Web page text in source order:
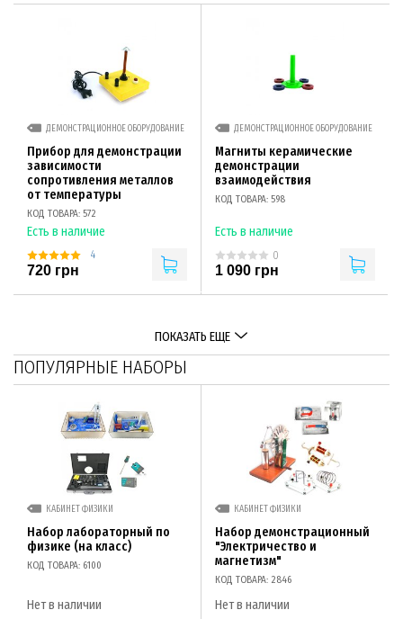
ДЕМОНСТРАЦИОННОЕ ОБОРУДОВАНИЕ
Прибор для демонстрации
зависимости
сопротивления металлов
от температуры
КОД ТОВАРА: 572
Есть в наличие
4
720 грн
ДЕМОНСТРАЦИОННОЕ ОБОРУДОВАНИЕ
Магниты керамические
демонстрации
взаимодействия
КОД ТОВАРА: 598
Есть в наличие
0
1 090 грн
ПОКАЗАТЬ ЕЩЕ
ПОПУЛЯРНЫЕ НАБОРЫ
КАБИНЕТ ФИЗИКИ
Набор лабораторный по
физике (на класс)
КОД ТОВАРА: 6100
Нет в наличии
КАБИНЕТ ФИЗИКИ
Набор демонстрационный
"Электричество и
магнетизм"
КОД ТОВАРА: 2846
Нет в наличии